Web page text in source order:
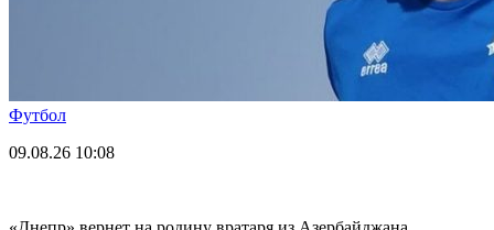
Футбол
09.08.26 10:08